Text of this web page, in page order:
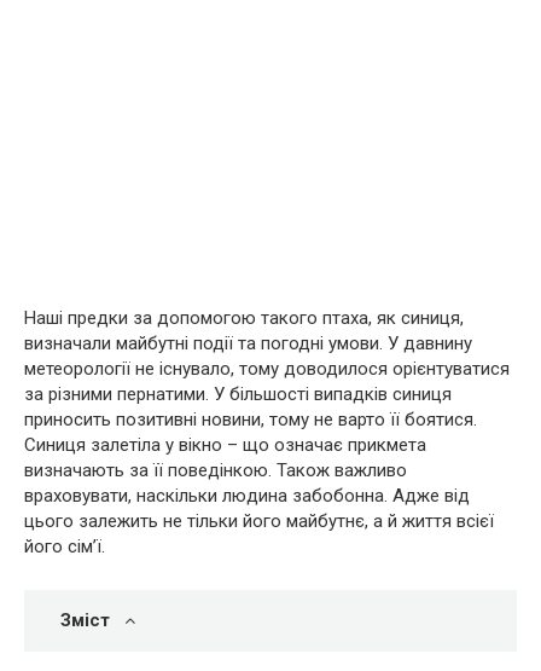
Наші предки за допомогою такого птаха, як синиця,
визначали майбутні події та погодні умови. У давнину
метеорології не існувало, тому доводилося орієнтуватися
за різними пернатими. У більшості випадків синиця
приносить позитивні новини, тому не варто її боятися.
Синиця залетіла у вікно – що означає прикмета
визначають за її поведінкою. Також важливо
враховувати, наскільки людина забобонна. Адже від
цього залежить не тільки його майбутнє, а й життя всієї
його сім’ї.
Зміст